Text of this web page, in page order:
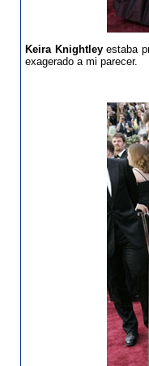
Keira Knightleyestaba
exagerado a mi parecer.